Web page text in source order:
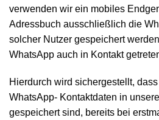
verwenden wir ein mobiles
Adressbuch ausschließlich die
solcher Nutzer gespeichert
WhatsApp auch in Kontakt
Hierdurch wird sichergestellt,
WhatsApp- Kontaktdaten in
gespeichert sind, bereits bei